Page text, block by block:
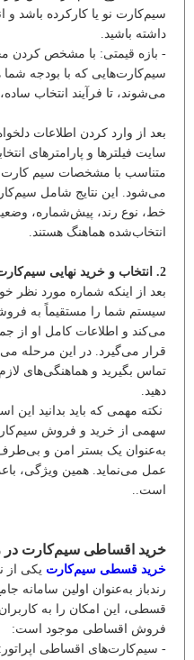
سیم‌کارت نو یا کارکرده باشد و
داشته باشید.
- بازه قیمتی: با مشخص کردن
سیم‌کارت‌هایی که با بودجه شما
می‌شوند، تا فرآیند انتخاب
بعد از وارد کردن اطلاعات
سایت فیلترها و پارامترهای
متناسب با مشخصات سیم کارت
می‌شود. این نتایج شامل
خط، نوع رند، پیش‌شماره،
انتخاب‌شده هماهنگ هستند.
2. انتخاب و خرید نهایی سیم‌کارت
بعد از اینکه شماره مورد نظر
سیستم شما را مستقیماً به
می‌کند و اطلاعات کامل او از
قرار می‌گیرد. در این مرحله
تماس بگیرید و هماهنگی‌های
دهید.
نکته مهمی که باید بدانید این
سهمی از خرید و فروش
به‌عنوان یک بستر امن و
عمل می‌نماید. همین ویژگی،
است..
خرید اقساطی سیم‌کارت در
خرید قسطی سیم‌کارت یکی از
رندباز به‌عنوان اولین سامانه
قسطی، این امکان را به
فروش اقساطی موجود است:
- سیم‌کارت‌های اقساطی